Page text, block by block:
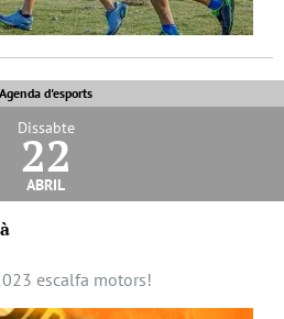
Agenda d'esports
Dissabte
22
abril
escalfa motors!